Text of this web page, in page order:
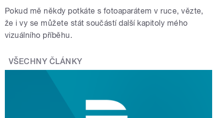
Pokud mě někdy potkáte s fotoaparátem v ruce, vězte,
že i vy se můžete stát součástí další kapitoly mého
vizuálního příběhu.
VŠECHNY ČLÁNKY